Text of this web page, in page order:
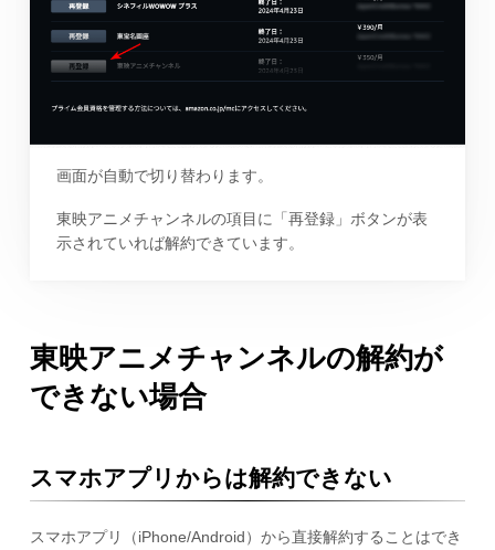
画面が自動で切り替わります。
東映アニメチャンネルの項目に「再登録」ボタンが表
示されていれば解約できています。
東映アニメチャンネルの解約が
できない場合
スマホアプリからは解約できない
スマホアプリ（iPhone/Android）から直接解約することはでき